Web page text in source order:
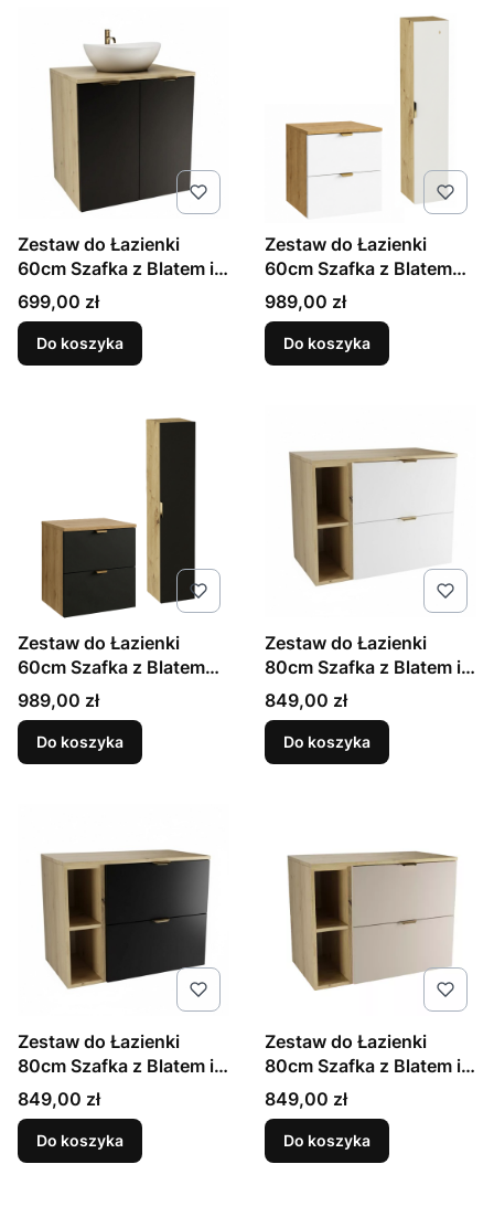
Zestaw do Łazienki
60cm Szafka z Blatem i
Umywalką 2 Drzwi Dąb
Artisan / Czarny Orio
Cena
699,00 zł
Do koszyka
Zestaw do Łazienki
60cm Szafka z Blatem
Słupek Dąb Artisan /
Biały Orio
Cena
989,00 zł
Do koszyka
Zestaw do Łazienki
60cm Szafka z Blatem
Słupek Dąb Artisan /
Czarny Orio
Cena
989,00 zł
Do koszyka
Zestaw do Łazienki
80cm Szafka z Blatem i
Regałem Dąb Artisan /
Biały Orio
Cena
849,00 zł
Do koszyka
Zestaw do Łazienki
80cm Szafka z Blatem i
Regałem Dąb Artisan /
Czarny Orio
Cena
849,00 zł
Do koszyka
Zestaw do Łazienki
80cm Szafka z Blatem i
Regałem Dąb Artisan /
Kaszmir Orio
Cena
849,00 zł
Do koszyka